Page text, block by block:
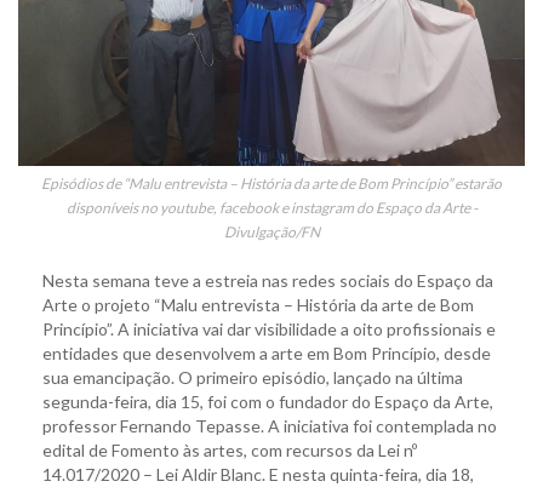
Episódios de “Malu entrevista – História da arte de Bom Princípio” estarão
disponíveis no youtube, facebook e instagram do Espaço da Arte -
Divulgação/FN
Nesta semana teve a estreia nas redes sociais do Espaço da
Arte o projeto “Malu entrevista – História da arte de Bom
Princípio”. A iniciativa vai dar visibilidade a oito profissionais e
entidades que desenvolvem a arte em Bom Princípio, desde
sua emancipação. O primeiro episódio, lançado na última
segunda-feira, dia 15, foi com o fundador do Espaço da Arte,
professor Fernando Tepasse. A iniciativa foi contemplada no
edital de Fomento às artes, com recursos da Lei nº
14.017/2020 – Lei Aldir Blanc. E nesta quinta-feira, dia 18,